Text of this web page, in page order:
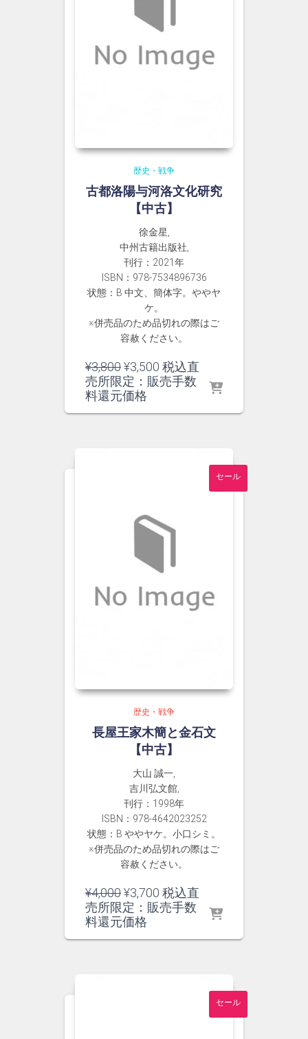
歴史・戦争
古都洛陽与河洛文化研究
【中古】
徐金星,
中州古籍出版社,
刊行：2021年
ISBN：978-7534896736
状態：B 中文、簡体字。ややヤ
ケ。
※併売品のため品切れの際はご
容赦ください。
¥3,800元
の
価
¥3,500 現
在
税込直
売所限定：販売手数
料還元価格
セール
歴史・戦争
長屋王家木簡と金石文
【中古】
大山 誠一,
吉川弘文館,
刊行：1998年
ISBN：978-4642023252
状態：B ややヤケ。小口シミ。
※併売品のため品切れの際はご
容赦ください。
¥4,000元
の
価
¥3,700 現
在
税込直
売所限定：販売手数
料還元価格
セール